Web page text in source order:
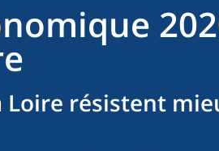
Loire résistent